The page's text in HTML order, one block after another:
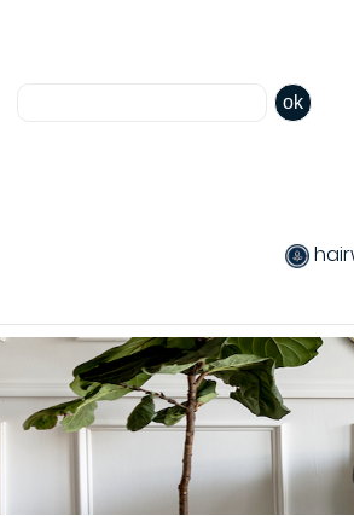
ok
produits
Coiffants
Packs
Produits